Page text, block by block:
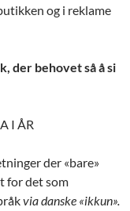
og i reklame
der behovet så å si
I ÅR
der «bare»
for det som
via danske «ikkun».